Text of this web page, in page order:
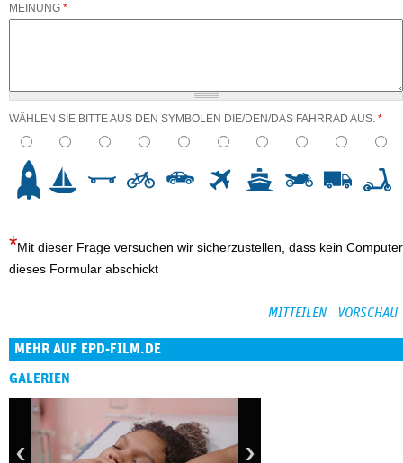
MEINUNG *
WÄHLEN SIE BITTE AUS DEN SYMBOLEN DIE/DEN/DAS FAHRRAD AUS. *
Mit dieser Frage versuchen wir sicherzustellen, dass kein Computer
dieses Formular abschickt
MEHR AUF EPD-FILM.DE
GALERIEN